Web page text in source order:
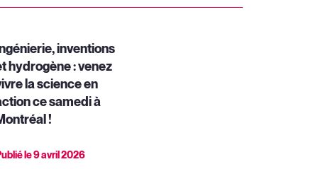
inventions
hydrogène : venez
la science en
ce samedi à
!
le9 avril 2026